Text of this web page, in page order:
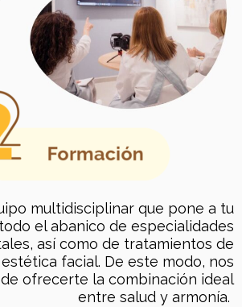
multidisciplinar que pone a tu
el abanico de especialidades
así como de tratamientos de
facial. De este modo, nos
ofrecerte la combinación ideal
entre salud y armonía.